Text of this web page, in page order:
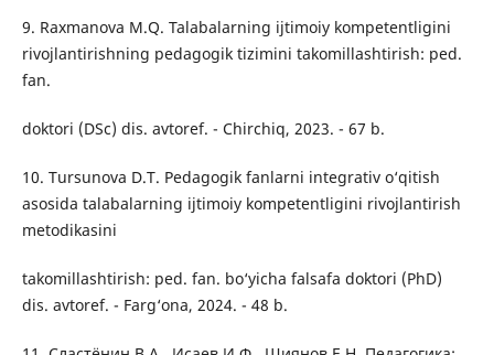
9. Raxmanova M.Q. Talabalarning ijtimoiy kompetentligini
rivojlantirishning pedagogik tizimini takomillashtirish: ped.
fan.
doktori (DSc) dis. avtoref. - Chirchiq, 2023. - 67 b.
10. Tursunova D.T. Pedagogik fanlarni integrativ o‘qitish
asosida talabalarning ijtimoiy kompetentligini rivojlantirish
metodikasini
takomillashtirish: ped. fan. bo‘yicha falsafa doktori (PhD)
dis. avtoref. - Farg‘ona, 2024. - 48 b.